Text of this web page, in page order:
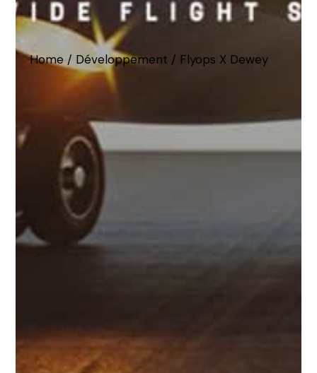
Home Développement Flyops X Dewey